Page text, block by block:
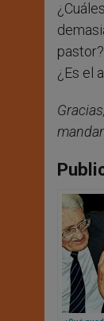
¿Es el